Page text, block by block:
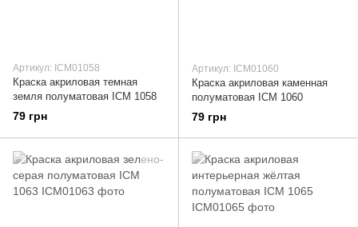
Артикул: ICM01058
Краска акриловая темная
земля полуматовая ICM 1058
79 грн
Артикул: ICM01060
Краска акриловая каменная
полуматовая ICM 1060
79 грн